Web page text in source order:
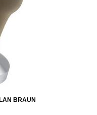
BRAUN